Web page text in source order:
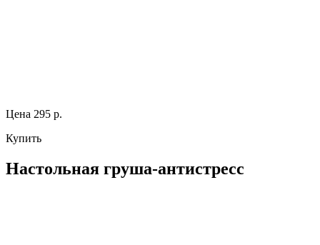
Цена 295 р.
Купить
Настольная груша-антистресс